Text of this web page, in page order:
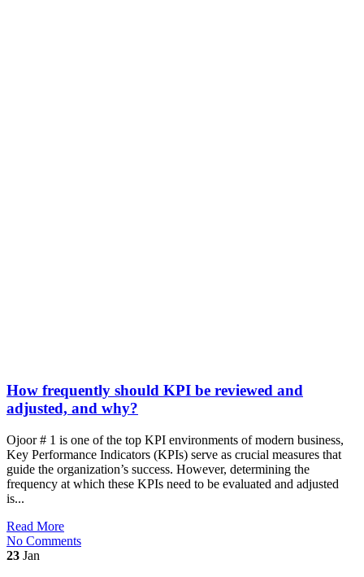
How frequently should KPI be reviewed and
adjusted, and why?
Ojoor # 1 is one of the top KPI environments of modern business,
Key Performance Indicators (KPIs) serve as crucial measures that
guide the organization’s success. However, determining the
frequency at which these KPIs need to be evaluated and adjusted
is...
Read More
No Comments
23 Jan